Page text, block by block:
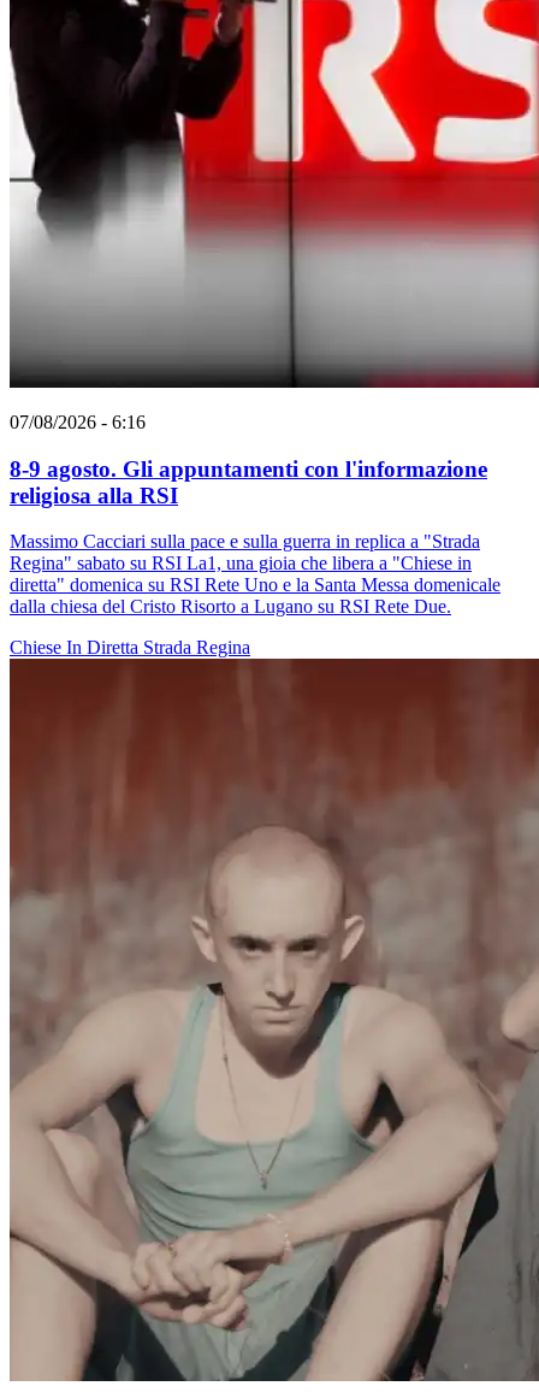
07/08/2026 - 6:16
8-9 agosto. Gli appuntamenti con l'informazione
religiosa alla RSI
Massimo Cacciari sulla pace e sulla guerra in replica a "Strada
Regina" sabato su RSI La1, una gioia che libera a "Chiese in
diretta" domenica su RSI Rete Uno e la Santa Messa domenicale
dalla chiesa del Cristo Risorto a Lugano su RSI Rete Due.
Chiese In Diretta Strada Regina